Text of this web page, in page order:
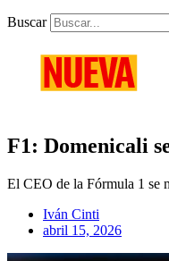
Buscar
F1: Domenicali
El CEO de la Fórmula 1 se
Iván Cinti
abril 15, 2026